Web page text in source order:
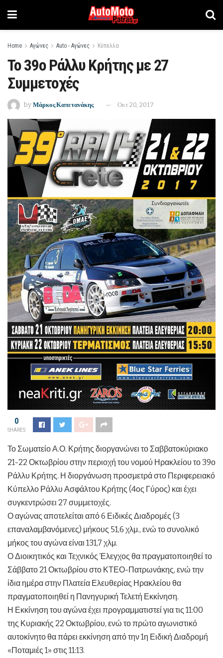
Home Αγώνες Auto - Αγώνες Κύπελλα
Το 39ο Ράλλυ Κρήτης με 27
Συμμετοχές
by Μάρκος Καπετανάκης Οκτ 20, 2017
0
SHARES
Το Σωματείο Α.Ο. Κρήτης διοργανώνει το Σαββατοκύριακο
21-22 Οκτωβρίου στην περιοχή του νομού Ηρακλείου το 39ο
Ράλλυ Κρήτης. Η διοργάνωση προσμετρά στο Περιφερειακό
Κύπελλο Ράλλυ Ασφάλτου Κρήτης (4ος Γύρος) και έχει
συγκεντρώσει 27 συμμετοχές.
Ο αγώνας αποτελείται από 6 Ειδικές Διαδρομές (3
επαναλαμβανόμενες) μήκους 51,6 χλμ., ενώ το συνολικό
μήκος του αγώνα είναι 131,7 χλμ.
Ο Διοικητικός και Τεχνικός Έλεγχος θα πραγματοποιηθεί το
Σάββατο 21 Οκτωβρίου στο ΚΤΕΟ-Πατρωνάκης, ενώ την
ίδια ημέρα στην Πλατεία Ελευθερίας Ηρακλείου θα
πραγματοποιηθεί η Πανηγυρική Τελετή Εκκίνηση.
Η Εκκίνηση του αγώνα έχει προγραμματιστεί για τις 11:00
της Κυριακής 22 Οκτωβρίου, ενώ το πρώτο αγωνιστικό
αυτοκίνητο θα πάρει εκκίνηση από την 1η Ειδική Διαδρομή
«Ποταμιές 1» στις 11:13.